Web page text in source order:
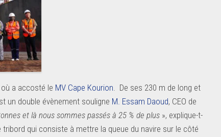
a accosté le MV Cape Kourion. De ses 230 m de long et
un double évènement souligne M. Essam Daoud, CEO de
et là nous sommes passés à 25 % de plus », explique-t-
tribord qui consiste à mettre la queue du navire sur le côté